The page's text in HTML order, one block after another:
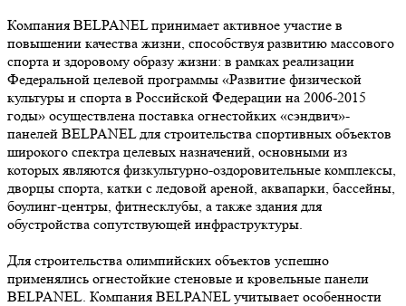
Компания BELPANEL принимает активное участие в
повышении качества жизни, способствуя развитию массового
спорта и здоровому образу жизни: в рамках реализации
Федеральной целевой программы «Развитие физической
культуры и спорта в Российской Федерации на 2006-2015
годы» осуществлена поставка огнестойких «сэндвич»-
панелей BELPANEL для строительства спортивных объектов
широкого спектра целевых назначений, основными из
которых являются физкультурно-оздоровительные комплексы,
дворцы спорта, катки с ледовой ареной, аквапарки, бассейны,
боулинг-центры, фитнесклубы, а также здания для
обустройства сопутствующей инфраструктуры.
Для строительства олимпийских объектов успешно
применялись огнестойкие стеновые и кровельные панели
BELPANEL. Компания BELPANEL учитывает особенности